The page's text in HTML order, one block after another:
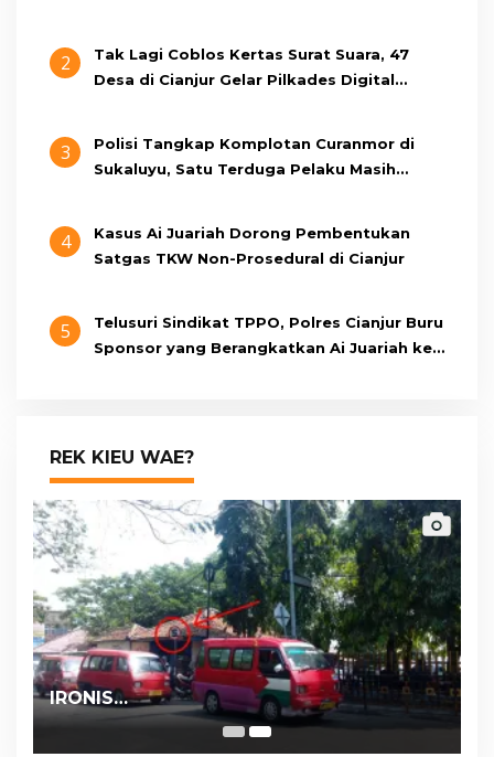
2
Tak Lagi Coblos Kertas Surat Suara, 47
Desa di Cianjur Gelar Pilkades Digital
3
Polisi Tangkap Komplotan Curanmor di
Sukaluyu, Satu Terduga Pelaku Masih
4
Kasus Ai Juariah Dorong Pembentukan
Satgas TKW Non-Prosedural di Cianjur
5
Telusuri Sindikat TPPO, Polres Cianjur Buru
Sponsor yang Berangkatkan Ai Juariah ke
REK KIEU WAE?
IRONIS…